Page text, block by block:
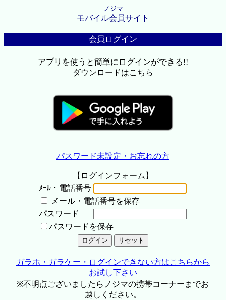
ノジマ
モバイル会員サイト
会員ログイン
アプリを使うと簡単にログインができる!!
ダウンロードはこちら
パスワード未設定・お忘れの方
【ログインフォーム】
ﾒｰﾙ・電話番号
メール・電話番号を保存
パスワード
パスワードを保存
ガラホ・ガラケー・ログインできない方はこちらから
お試し下さい
※不明点ございましたらノジマの携帯コーナーまでお
越しください。